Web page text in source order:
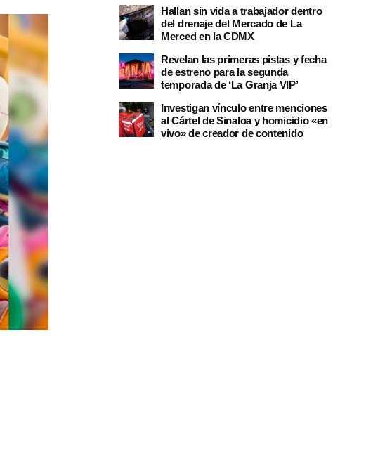
Hallan sin vida a trabajador dentro
del drenaje del Mercado de La
Merced en la CDMX
Revelan las primeras pistas y fecha
de estreno para la segunda
temporada de ‘La Granja VIP’
Investigan vínculo entre menciones
al Cártel de Sinaloa y homicidio «en
vivo» de creador de contenido